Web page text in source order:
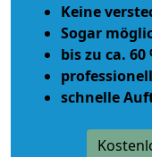
Keine
Sogar
bis zu ca. 60
schnelle